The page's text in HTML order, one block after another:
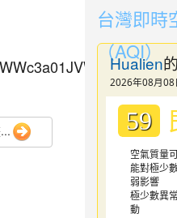
師。
台灣即時
（AQI）
Hualien
2026年08月08
59
空氣質量
能對極少
弱影響
極少數異
動